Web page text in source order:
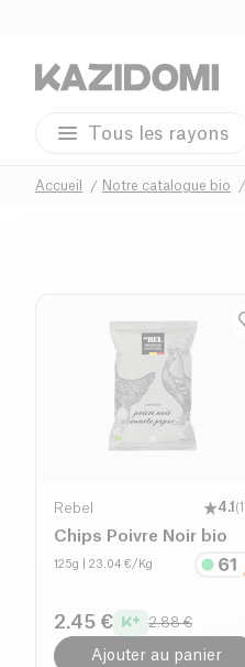
Tous les rayons
Accueil Notre catalogue bio
Rebel 4.1 (
Chips Poivre Noir bio
125g | 23.04 €/Kg
2.45 € 2.88 €
Ajouter au panier